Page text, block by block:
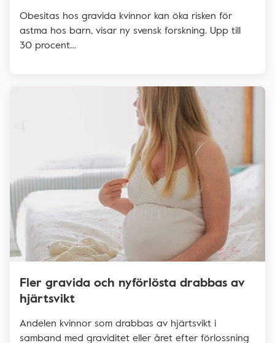
Obesitas hos gravida kvinnor kan öka risken för
astma hos barn, visar ny svensk forskning. Upp till
30 procent…
Fler gravida och nyförlösta drabbas av
hjärtsvikt
Andelen kvinnor som drabbas av hjärtsvikt i
samband med graviditet eller året efter förlossning